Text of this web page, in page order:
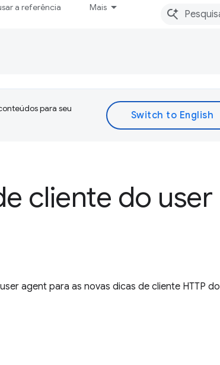
a referência Mais
para seu
cliente do user
agent para as novas dicas de cliente HTTP do